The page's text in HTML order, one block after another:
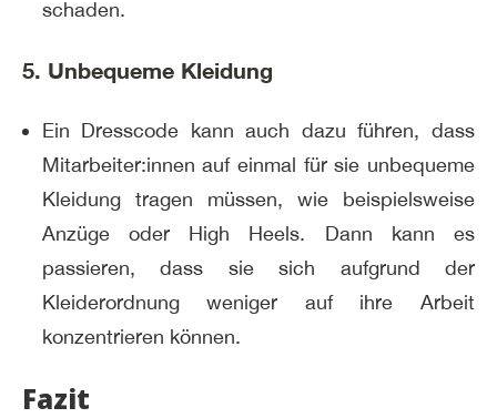
schaden.
5. Unbequeme Kleidung
Ein Dresscode kann auch dazu führen, dass
Mitarbeiter:innen auf einmal für sie unbequeme
Kleidung tragen müssen, wie beispielsweise
Anzüge oder High Heels. Dann kann es
passieren, dass sie sich aufgrund der
Kleiderordnung weniger auf ihre Arbeit
konzentrieren können.
Fazit